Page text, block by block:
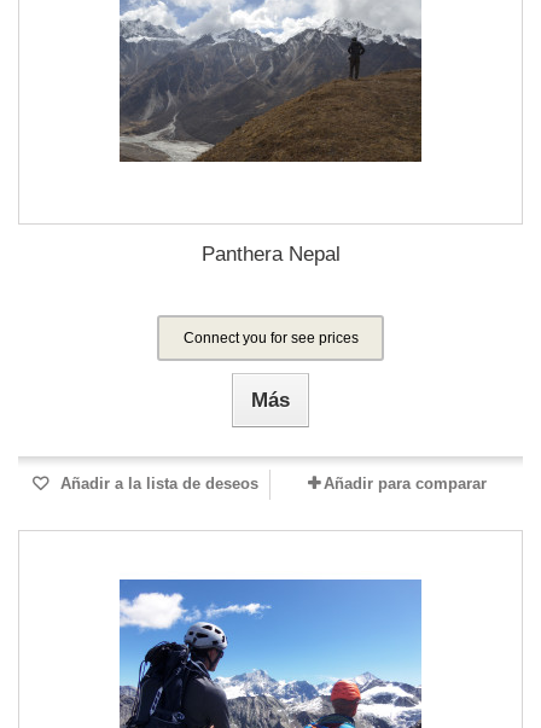
Panthera Nepal
Connect you for see prices
Más
Añadir a la lista de deseos Añadir para comparar